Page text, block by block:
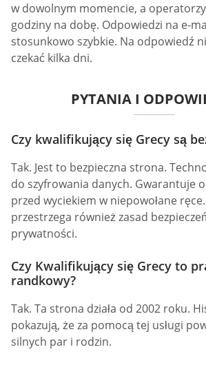
w dowolnym momencie, a operatorzy
godziny na dobę. Odpowiedzi na e-
stosunkowo szybkie. Na odpowiedź
czekać kilka dni.
PYTANIA I
Czy kwalifikujący się Grecy są
Tak. Jest to bezpieczna strona.
do szyfrowania danych. Gwarantuje
przed wyciekiem w niepowołane
przestrzega również zasad
prywatności.
Czy Kwalifikujący się Grecy to
randkowy?
Tak. Ta strona działa od 2002 roku.
pokazują, że za pomocą tej usługi
silnych par i rodzin.